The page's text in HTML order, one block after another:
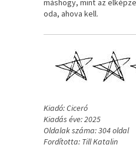
máshogy, mint az
oda, ahova kell.
Kiadó: Ciceró
Kiadás éve: 2025
Oldalak száma: 304 oldal
Fordította: Till Katalin